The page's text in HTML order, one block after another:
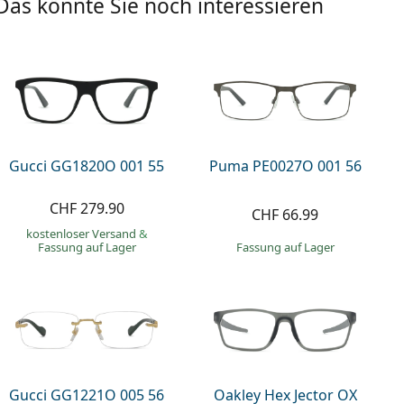
könnte Sie noch interessieren
Gucci GG1820O 001 55
CHF 279.90
kostenloser Versand &
Fassung auf Lager
Puma PE0027O 001 56
CHF 66.99
Fassung auf Lager
Gucci GG1221O 005 56 Oakley Hex Jector OX